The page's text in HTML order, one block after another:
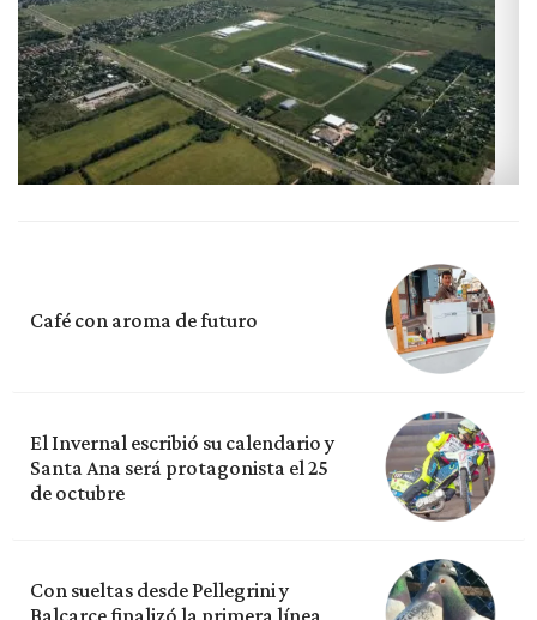
Café con aroma de futuro
El Invernal escribió su calendario y
Santa Ana será protagonista el 25
de octubre
Con sueltas desde Pellegrini y
Balcarce finalizó la primera línea